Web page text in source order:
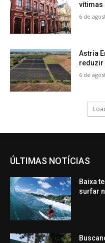
vítimas
6 de
Astria
reduzir
6 de
ÚLTIMAS NOTÍCIAS
Baixa
surfar